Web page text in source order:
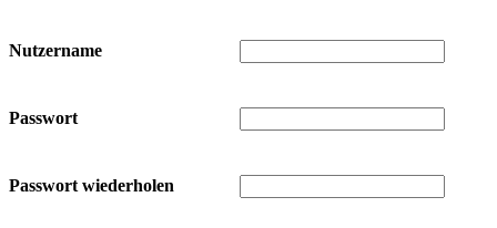
Nutzername
Passwort
Passwort wiederholen